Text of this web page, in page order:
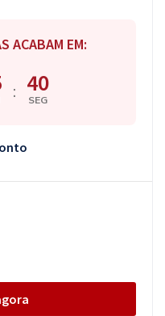
ACABAM EM:
: 39
SEG